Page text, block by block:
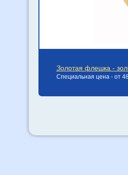
Золотая флешка -
Специальная цена - от